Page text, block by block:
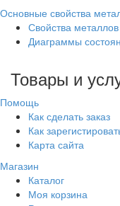
Основные свойства
Свойства
Диаграммы
Товары и
Помощь
Как сделать заказ
Как
Карта сайта
Магазин
Каталог
Моя корзина